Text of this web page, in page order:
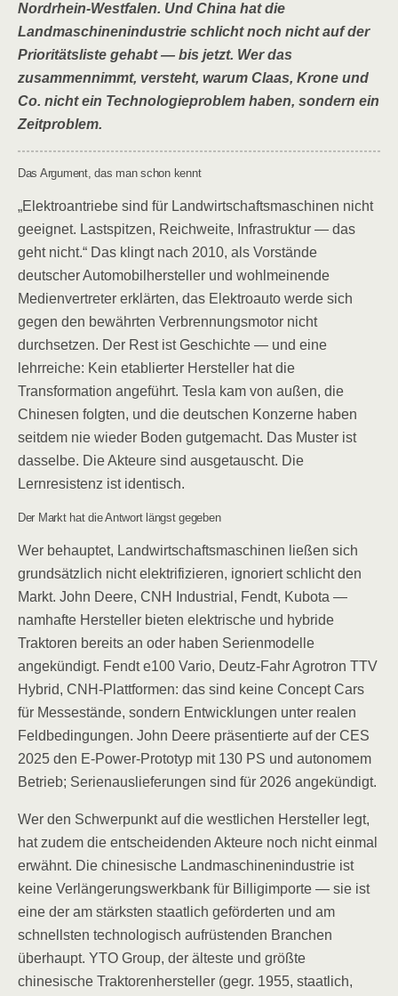
Nordrhein-Westfalen. Und China hat die
Landmaschinenindustrie schlicht noch nicht auf der
Prioritätsliste gehabt — bis jetzt. Wer das
zusammennimmt, versteht, warum Claas, Krone und
Co. nicht ein Technologieproblem haben, sondern ein
Zeitproblem.
Das Argument, das man schon kennt
„Elektroantriebe sind für Landwirtschaftsmaschinen nicht
geeignet. Lastspitzen, Reichweite, Infrastruktur — das
geht nicht.“ Das klingt nach 2010, als Vorstände
deutscher Automobilhersteller und wohlmeinende
Medienvertreter erklärten, das Elektroauto werde sich
gegen den bewährten Verbrennungsmotor nicht
durchsetzen. Der Rest ist Geschichte — und eine
lehrreiche: Kein etablierter Hersteller hat die
Transformation angeführt. Tesla kam von außen, die
Chinesen folgten, und die deutschen Konzerne haben
seitdem nie wieder Boden gutgemacht. Das Muster ist
dasselbe. Die Akteure sind ausgetauscht. Die
Lernresistenz ist identisch.
Der Markt hat die Antwort längst gegeben
Wer behauptet, Landwirtschaftsmaschinen ließen sich
grundsätzlich nicht elektrifizieren, ignoriert schlicht den
Markt. John Deere, CNH Industrial, Fendt, Kubota —
namhafte Hersteller bieten elektrische und hybride
Traktoren bereits an oder haben Serienmodelle
angekündigt. Fendt e100 Vario, Deutz-Fahr Agrotron TTV
Hybrid, CNH-Plattformen: das sind keine Concept Cars
für Messestände, sondern Entwicklungen unter realen
Feldbedingungen. John Deere präsentierte auf der CES
2025 den E-Power-Prototyp mit 130 PS und autonomem
Betrieb; Serienauslieferungen sind für 2026 angekündigt.
Wer den Schwerpunkt auf die westlichen Hersteller legt,
hat zudem die entscheidenden Akteure noch nicht einmal
erwähnt. Die chinesische Landmaschinenindustrie ist
keine Verlängerungswerkbank für Billigimporte — sie ist
eine der am stärksten staatlich geförderten und am
schnellsten technologisch aufrüstenden Branchen
überhaupt. YTO Group, der älteste und größte
chinesische Traktorenhersteller (gegr. 1955, staatlich,